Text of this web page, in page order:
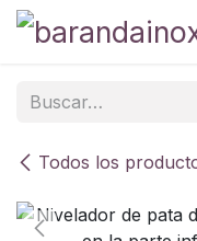
Ir al contenido
Todos los